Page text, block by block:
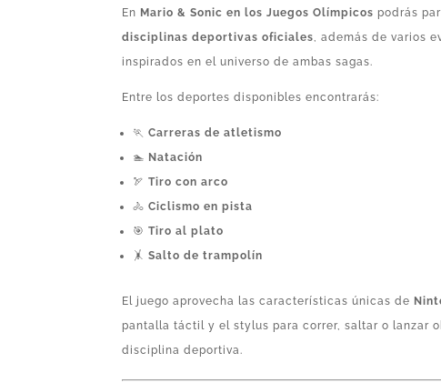
En Mario & Sonic en los Juegos Olímpicos podrás
disciplinas deportivas oficiales
, además de varios
inspirados en el universo de ambas sagas.
Entre los deportes disponibles encontrarás:
🏃Carreras de atletismo
🏊 Natación
🏹Tiro con arco
🚴Ciclismo en pista
🎯Tiro al plato
🤸Salto de trampolín
El juego aprovecha las características únicas de
pantalla táctil y el stylus para correr, saltar o lanzar
disciplina deportiva.